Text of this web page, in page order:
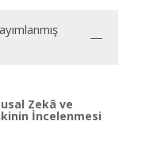
Zekâ ve
İncelenmesi